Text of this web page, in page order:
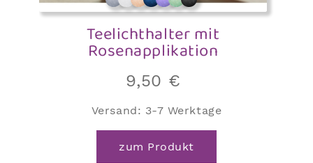
Teelichthalter mit
Rosenapplikation
9,50 €
Versand: 3-7 Werktage
zum Produkt